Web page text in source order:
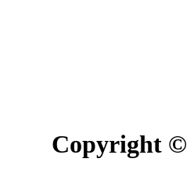
Copyright ©